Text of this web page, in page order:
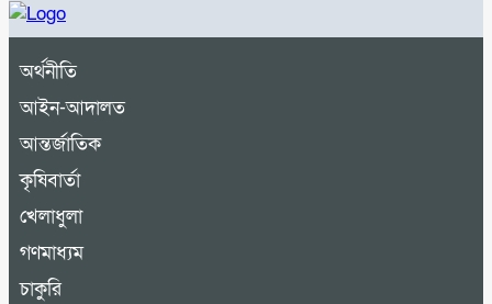
অর্থনীতি
আইন-আদালত
আন্তর্জাতিক
কৃষিবার্তা
খেলাধুলা
গণমাধ্যম
চাকুরি